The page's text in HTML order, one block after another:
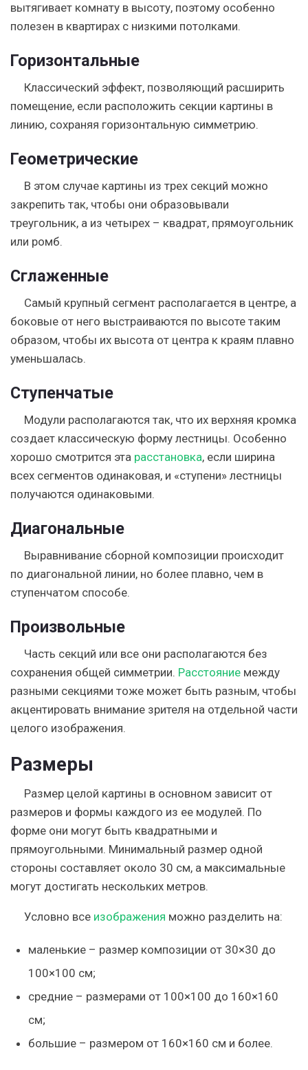
вытягивает комнату в высоту, поэтому особенно
полезен в квартирах с низкими потолками.
Горизонтальные
Классический эффект, позволяющий расширить
помещение, если расположить секции картины в
линию, сохраняя горизонтальную симметрию.
Геометрические
В этом случае картины из трех секций можно
закрепить так, чтобы они образовывали
треугольник, а из четырех – квадрат, прямоугольник
или ромб.
Сглаженные
Самый крупный сегмент располагается в центре, а
боковые от него выстраиваются по высоте таким
образом, чтобы их высота от центра к краям плавно
уменьшалась.
Ступенчатые
Модули располагаются так, что их верхняя кромка
создает классическую форму лестницы. Особенно
хорошо смотрится эта расстановка, если ширина
всех сегментов одинаковая, и «ступени» лестницы
получаются одинаковыми.
Диагональные
Выравнивание сборной композиции происходит
по диагональной линии, но более плавно, чем в
ступенчатом способе.
Произвольные
Часть секций или все они располагаются без
сохранения общей симметрии. Расстояние между
разными секциями тоже может быть разным, чтобы
акцентировать внимание зрителя на отдельной части
целого изображения.
Размеры
Размер целой картины в основном зависит от
размеров и формы каждого из ее модулей. По
форме они могут быть квадратными и
прямоугольными. Минимальный размер одной
стороны составляет около 30 см, а максимальные
могут достигать нескольких метров.
Условно все изображения можно разделить на:
маленькие – размер композиции от 30×30 до
100×100 см;
средние – размерами от 100×100 до 160×160
см;
большие – размером от 160×160 см и более.